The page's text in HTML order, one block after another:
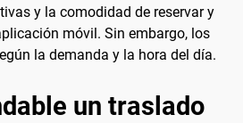
y la comodidad de reservar y
móvil. Sin embargo, los
la demanda y la hora del día.
un traslado